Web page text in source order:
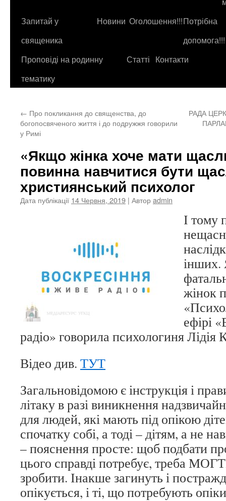
контенту
Запитай у
священика
Новини Оголошення!!!Потрібна
допомога!!!
Проповіді на родинну
тематику
Статті Контакти
← Про покликання до священства, до
богопосвяченого життя і до подружжя говорили
у Римі
РАДА
«Якщо жінка хоче мати
повинна навчитися бути
християнський психолог
Дата публікації 14 Червня, 2019 | Авторadmin
І тому
інших.
жінок
ефірі
радіо» говорила психологиня
Відео див. ТУТ
Загальновідомою є інструкція і
літаку в разі виникнення
для людей, які мають під опікою
спочатку собі, а тоді – дітям, а не
– пояснення просте: щоб подбати
цього справді потребує, треба
зробити. Інакше загинуть і
опікується, і ті, що потребують